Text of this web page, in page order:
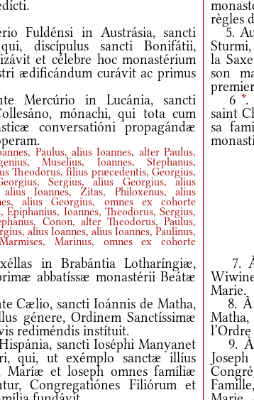
règles
Fuldénsi in Austrásia, sancti
discípulus sancti Bonifátii,
et célebre hoc monastérium
ædificándum curávit ac primus
5. Au
la
son
Mercúrio in Lucánia, sancti
mónachi, qui tota cum
conversatióni propagándæ
6 *.
saint
sa
Paulus, alius Ioannes, alter Paulus,
Muselius, Ioannes, Stephanus,
Theodorus, filius præcedentis, Georgius,
Sergius, alius Georgius, alius
alius Ioannes, Zitas, Philoxenus, alius
alius Georgius, omnes ex cohorte
Epiphanius, Ioannes, Theodorus, Sergius,
Conon, alter Theodorus, Paulus,
alius Ioannes, alius Ioannes, Paulinus,
Marinus, omnes ex cohorte
in Brabántia Lotharíngiæ,
abbatíssæ monastérii Beátæ
7. À
Marie.
Cælio, sancti Ioánnis de Matha,
génere, Ordinem Sanctíssimæ
rediméndis instítuit.
8. À
sancti Ioséphi Manyanet
qui, ut exémplo sanctæ illíus
Maríæ et loseph omnes famíliæ
Congregatiónes Filiórum et
9. À